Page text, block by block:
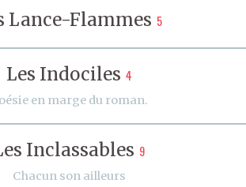
Lance-Flammes 5
Les Indociles 4
en marge du roman.
Inclassables 9
Chacun son ailleurs